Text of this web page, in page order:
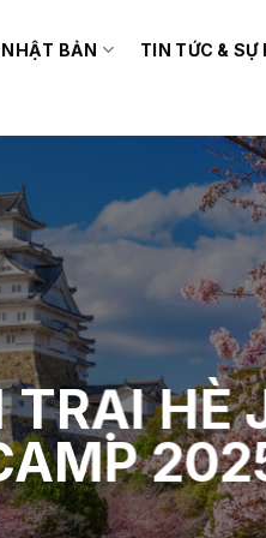
BẢN TIN TỨC & SỰ
HÈ